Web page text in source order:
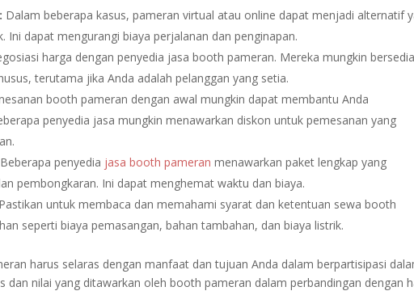
Dalam beberapa kasus, pameran virtual atau online dapat menjadi alternatif
Ini dapat mengurangi biaya perjalanan dan penginapan.
harga dengan penyedia jasa booth pameran. Mereka mungkin bersedia
terutama jika Anda adalah pelanggan yang setia.
booth pameran dengan awal mungkin dapat membantu Anda
penyedia jasa mungkin menawarkan diskon untuk pemesanan yang
Beberapa penyedia jasa booth pameran menawarkan paket lengkap yang
pembongkaran. Ini dapat menghemat waktu dan biaya.
Pastikan untuk membaca dan memahami syarat dan ketentuan sewa booth
seperti biaya pemasangan, bahan tambahan, dan biaya listrik.
harus selaras dengan manfaat dan tujuan Anda dalam berpartisipasi
dan nilai yang ditawarkan oleh booth pameran dalam perbandingan dengan